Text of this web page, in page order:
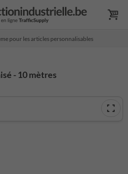
pour les articles personnalisables
- 10 mètres